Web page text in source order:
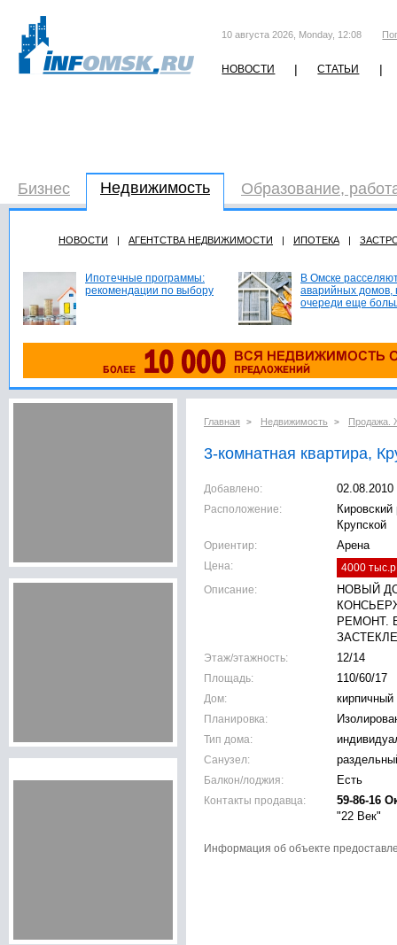
10 августа 2026, Monday, 12:08
НОВОСТИ | СТАТЬИ |
Бизнес Недвижимость Образование,
НОВОСТИ | АГЕНТСТВА НЕДВИЖИМОСТИ | ИПОТЕКА |
Ипотечные программы:
рекомендации по выбору
В Омске
аварийных домов,
очереди еще
Главная > Недвижимость > Продажа.
3-комнатная квартира,
Добавлено:
02.08.2010
Расположение:
Крупской
Ориентир:
Арена
Цена:
4000
Описание:
НОВЫЙ
РЕМОНТ.
Этаж/этажность:
12/14
Площадь:
110/60/17
Дом:
кирпичный
Планировка:
Тип дома:
Санузел:
Балкон/лоджия:
Есть
Контакты продавца:
59-86-16
"22 Век"
Информация об объекте